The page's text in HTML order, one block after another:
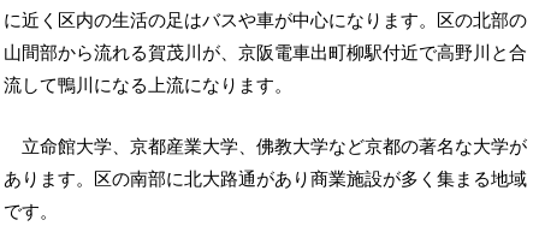
に近く区内の生活の足はバスや車が中心になります。区の北部の
山間部から流れる賀茂川が、京阪電車出町柳駅付近で高野川と合
流して鴨川になる上流になります。
立命館大学、京都産業大学、佛教大学など京都の著名な大学が
あります。区の南部に北大路通があり商業施設が多く集まる地域
です。